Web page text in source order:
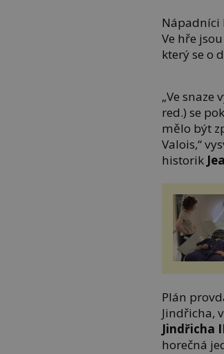
Nápadníci
Ve hře
který se o
„Ve snaze
red.) se
mělo být
Valois,“
historik
Plán
Jindřicha,
Jindřicha
horečná